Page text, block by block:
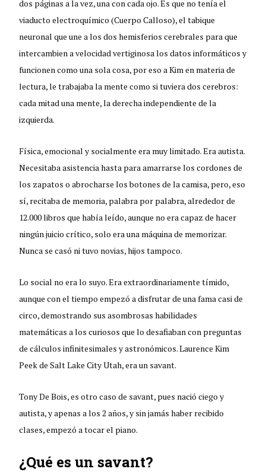
dos páginas a la vez, una con cada ojo. Es que no tenía el
viaducto electroquímico (Cuerpo Calloso), el tabique
neuronal que une a los dos hemisferios cerebrales para que
intercambien a velocidad vertiginosa los datos informáticos y
funcionen como una sola cosa, por eso a Kim en materia de
lectura, le trabajaba la mente como si tuviera dos cerebros:
cada mitad una mente, la derecha independiente de la
izquierda.
Física, emocional y socialmente era muy limitado. Era autista.
Necesitaba asistencia hasta para amarrarse los cordones de
los zapatos o abrocharse los botones de la camisa, pero, eso
sí, recitaba de memoria, palabra por palabra, alrededor de
12.000 libros que había leído, aunque no era capaz de hacer
ningún juicio crítico, solo era una máquina de memorizar.
Nunca se casó ni tuvo novias, hijos tampoco.
Lo social no era lo suyo. Era extraordinariamente tímido,
aunque con el tiempo empezó a disfrutar de una fama casi de
circo, demostrando sus asombrosas habilidades
matemáticas a los curiosos que lo desafiaban con preguntas
de cálculos infinitesimales y astronómicos. Laurence Kim
Peek de Salt Lake City Utah, era un savant.
Tony De Bois, es otro caso de savant, pues nació ciego y
autista, y apenas a los 2 años, y sin jamás haber recibido
clases, empezó a tocar el piano.
¿Qué es un savant?